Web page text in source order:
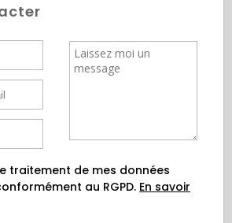
traitement de mes données
au RGPD. En savoir